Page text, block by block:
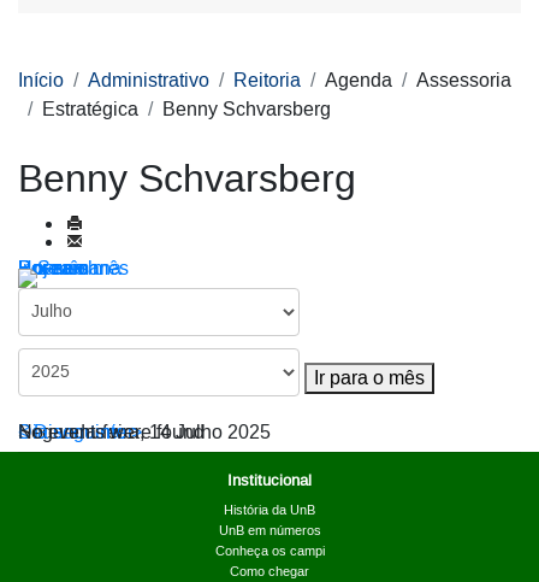
Início Administrativo Reitoria Agenda
Assessoria
Estratégica
Benny Schvarsberg
Benny Schvarsberg
Por ano
Por mês
Por semana
Hoje
Ir para o mês
Ir para o mês
< Dia anterior
Segunda-feira, 14 Julho 2025
Dia seguinte >
No events were found
Institucional
História da UnB
UnB em números
Conheça os campi
Como chegar